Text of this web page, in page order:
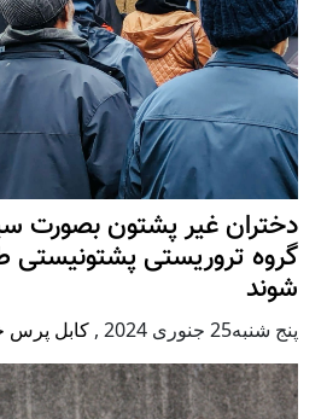
دختران غیر پشتون بصورت
گروه تروریستی پشتونیستی
شوند
پنج شنبه25 جنوری 2024 , کابل پرس